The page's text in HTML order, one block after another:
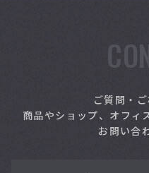
ご質問・ご
商品やショップ、オフィ
お問い合